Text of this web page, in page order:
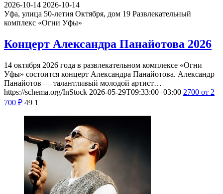
2026-10-14 2026-10-14
Уфа, улица 50-летия Октября, дом 19 Развлекательный
комплекс «Огни Уфы»
Концерт Александра Панайотова 2026
14 октября 2026 года в развлекательном комплексе «Огни
Уфы» состоится концерт Александра Панайотова. Александр
Панайотов — талантливый молодой артист…
https://schema.org/InStock 2026-05-29T09:33:00+03:00 2700 от 2
700 ₽ 49 1